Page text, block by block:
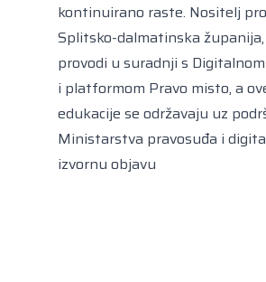
kontinuirano raste. Nositelj
Splitsko-dalmatinska županija,
provodi u suradnji s
i platformom Pravo misto, a
edukacije se održavaju uz
Ministarstva pravosuđa i
izvornu objavu